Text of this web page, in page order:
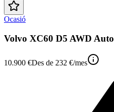
Ocasió
Volvo XC60 D5 AWD Auto
10.900 €Des de 232 €/mes